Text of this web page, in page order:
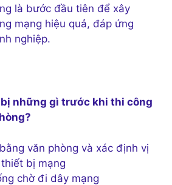
là bước đầu tiên để xây
mạng hiệu quả, đáp ứng
nghiệp.
bị những gì trước khi thi công
văn phòng và xác định vị
bị mạng
chờ đi dây mạng